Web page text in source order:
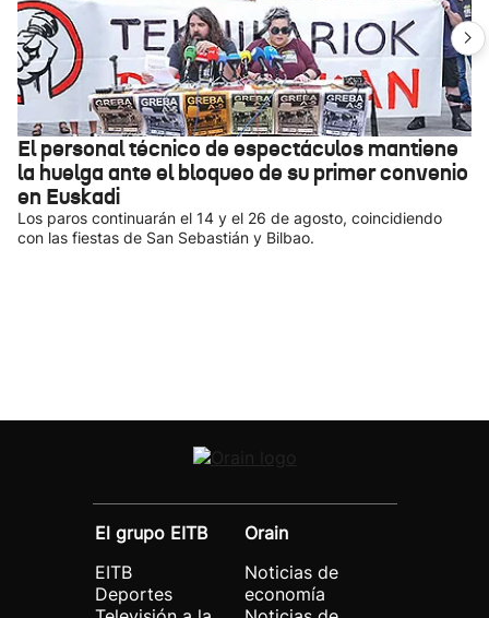
El personal técnico de espectáculos mantiene
la huelga ante el bloqueo de su primer convenio
en Euskadi
Los paros continuarán el 14 y el 26 de agosto, coincidiendo
con las fiestas de San Sebastián y Bilbao.
El grupo EITB
EITB
Deportes
Orain
Noticias de
economía